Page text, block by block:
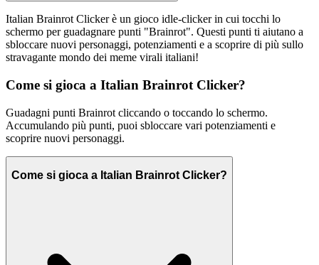
Italian Brainrot Clicker è un gioco idle-clicker in cui tocchi lo
schermo per guadagnare punti "Brainrot". Questi punti ti aiutano a
sbloccare nuovi personaggi, potenziamenti e a scoprire di più sullo
stravagante mondo dei meme virali italiani!
Come si gioca a Italian Brainrot Clicker?
Guadagni punti Brainrot cliccando o toccando lo schermo.
Accumulando più punti, puoi sbloccare vari potenziamenti e
scoprire nuovi personaggi.
Come si gioca a Italian Brainrot Clicker?